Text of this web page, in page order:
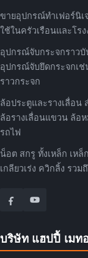
ขายอุปกรณ์ทำเฟอร์นิเ
ใช้ในครัวเรือนและโร
อุปกรณ์จับกระจกราวบั
อุปกรณ์จับยึดกระจกเช่
ราวกระจก
ล้อประตูและรางเลื่อน
ล้อรางเลื่อนแขวน ล้อ
รถไฟ
น็อต สกรู ทั้งเหล็ก เห
เกลียวเร่ง ควิกลิ้ง รว
บริษัท แฮปปี้ เมท